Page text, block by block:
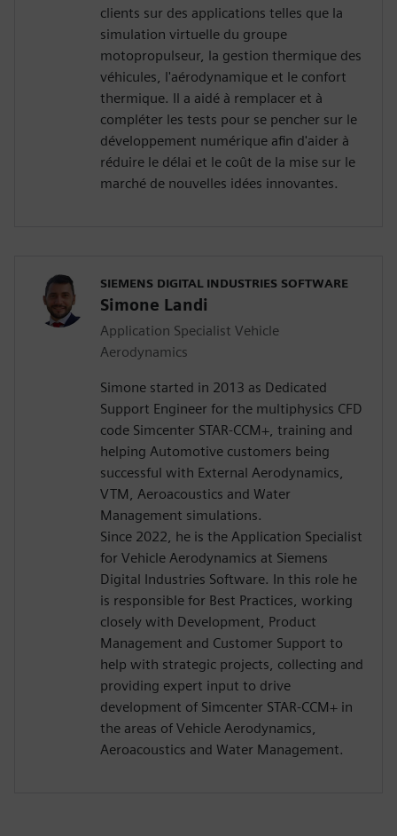
clients sur des applications telles que la
simulation virtuelle du groupe
motopropulseur, la gestion thermique des
véhicules, l'aérodynamique et le confort
thermique. Il a aidé à remplacer et à
compléter les tests pour se pencher sur le
développement numérique afin d'aider à
réduire le délai et le coût de la mise sur le
marché de nouvelles idées innovantes.
SIEMENS DIGITAL INDUSTRIES SOFTWARE
Simone Landi
Application Specialist Vehicle
Aerodynamics
Simone started in 2013 as Dedicated
Support Engineer for the multiphysics CFD
code Simcenter STAR-CCM+, training and
helping Automotive customers being
successful with External Aerodynamics,
VTM, Aeroacoustics and Water
Management simulations.
Since 2022, he is the Application Specialist
for Vehicle Aerodynamics at Siemens
Digital Industries Software. In this role he
is responsible for Best Practices, working
closely with Development, Product
Management and Customer Support to
help with strategic projects, collecting and
providing expert input to drive
development of Simcenter STAR-CCM+ in
the areas of Vehicle Aerodynamics,
Aeroacoustics and Water Management.